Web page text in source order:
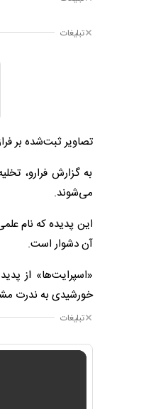
تبلیغات
تصاویر ثبت‌شده بر
به گزارش فرارو،
می‌شوند.
آن دشوار است.
خورشیدی به‌ ندرت
تبلیغات